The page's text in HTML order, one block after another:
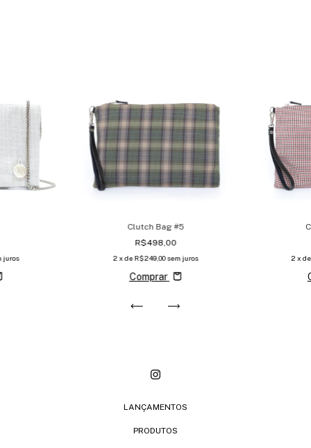
juros
Clutch Bag #5
R$498,00
2 x deR$249,00 sem juros
Comprar
2 x
LANÇAMENTOS
PRODUTOS